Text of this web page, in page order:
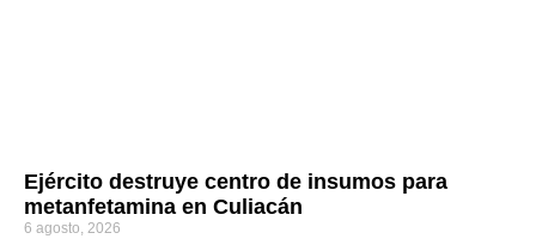
Ejército destruye centro de insumos para
metanfetamina en Culiacán
6 agosto, 2026